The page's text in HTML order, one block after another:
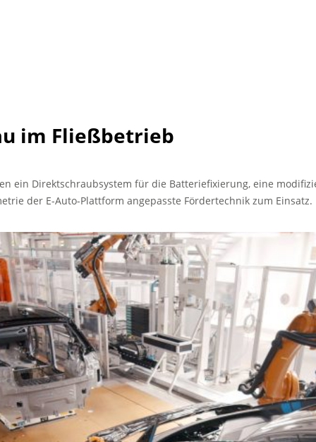
im Fließbetrieb
ein Direktschraubsystem für die Batteriefixierung, eine
der E-Auto-Plattform angepasste Fördertechnik zum Einsatz.